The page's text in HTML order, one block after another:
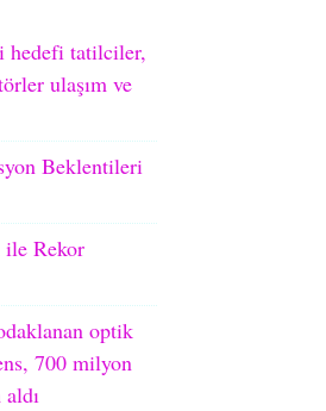
hedefi tatilciler,
ulaşım ve
Beklentileri
Rekor
optik
700 milyon